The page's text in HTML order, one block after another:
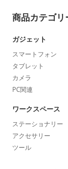
商品カテゴリ
ガジェット
スマートフォン
タブレット
カメラ
PC関連
ワークスペース
ステーショナリー
アクセサリー
ツール